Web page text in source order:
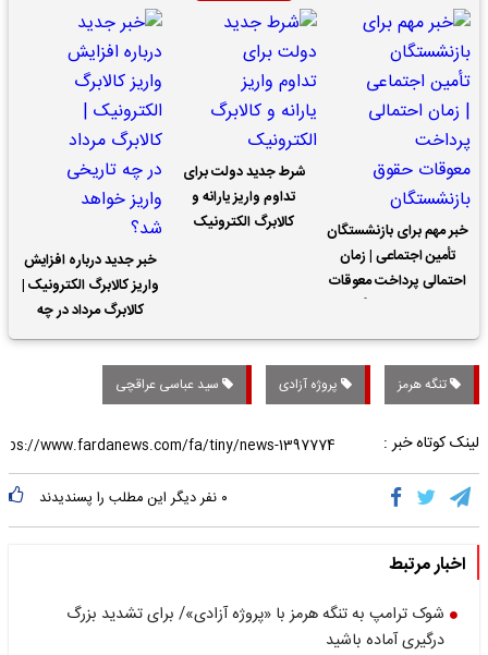
خبر مهم برای بازنشستگان
تأمین اجتماعی | زمان
احتمالی پرداخت معوقات
شرط جدید دولت برای
تداوم واریز یارانه و
کالابرگ الکترونیک
خبر جدید درباره افزایش
واریز کالابرگ الکترونیک |
کالابرگ مرداد در چه
تاریخی واریز خواهد شد؟
تنگه هرمز پروژه آزادی سید عباسی عراقچی
لینک کوتاه خبر :
۰ نفر دیگر این مطلب را پسندیدند
اخبار مرتبط
شوک ترامپ به تنگه هرمز با «پروژه آزادی»/ برای تشدید بزرگ
درگیری آماده باشید